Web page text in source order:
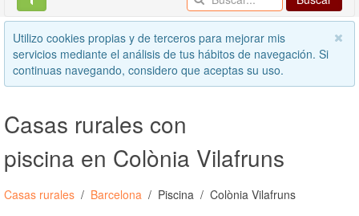
Utilizo cookies propias y de terceros para mejorar mis
servicios mediante el análisis de tus hábitos de navegación. Si
continuas navegando, considero que aceptas su uso.
Casas rurales con
piscina en Colònia Vilafruns
Casas rurales Barcelona Piscina Colònia Vilafruns